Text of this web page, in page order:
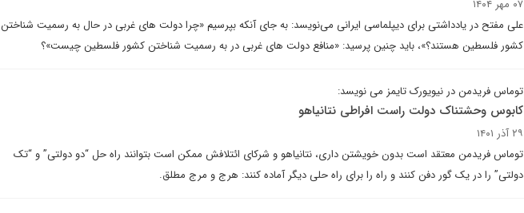
۰۷ مهر ۱۴۰۴
علی مفتح در یادداشتی برای دیپلماسی ایرانی می‌نویسد: به جای آنکه بپرسیم «چرا دولت های غربی در حال به رسمیت شناختن
کشور فلسطین هستند؟»، باید چنین پرسید: «منافع دولت های غربی در به رسمیت شناختن کشور فلسطین چیست»؟
توماس فریدمن در نیویورک تایمز می نویسد:
کابوس وحشتناک دولت راست افراطی نتانیاهو
۲۹ آذر ۱۴۰۱
توماس فریدمن معتقد است بدون خویشتن داری، نتانیاهو و شرکای ائتلافش ممکن است بتوانند راه حل “دو دولتی” و “تک
دولتی” را در یک گور دفن کنند و راه را برای راه حلی دیگر آماده کنند: هرج و مرج مطلق.